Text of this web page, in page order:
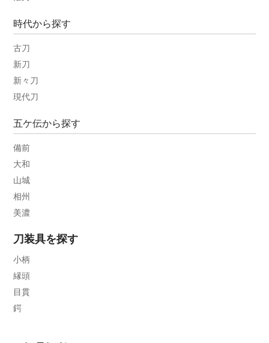
時代から探す
古刀
新刀
新々刀
現代刀
五ケ伝から探す
備前
大和
山城
相州
美濃
刀装具を探す
小柄
縁頭
目貫
鍔